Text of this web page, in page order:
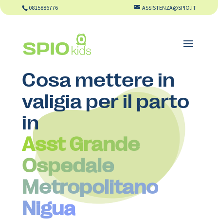
0815886776 ASSISTENZA@SPIO.IT
Cosa mettere in
valigia per il parto
in
Asst Grande
Ospedale
Metropolitano
Nigua